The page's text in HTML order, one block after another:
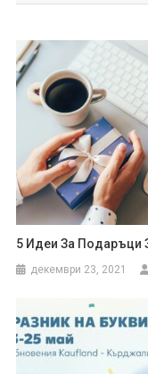
5 Идеи За Подаръци
декември 23, 2021